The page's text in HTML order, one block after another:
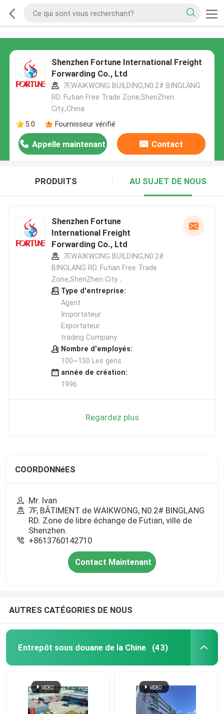
Shenzhen Fortune International Freight
Forwarding Co., Ltd
7F,WAIKWONG BUILDING,N0.2# BINGLANG
RD. Futian Free Trade Zone,ShenZhen
City.,China
5.0
Fournisseur vérifié
Appelle maintenant Contact
PRODUITS AU SUJET DE NOUS
Shenzhen Fortune
International Freight
Forwarding Co., Ltd
7F,WAIKWONG BUILDING,N0.2#
BINGLANG RD. Futian Free Trade
Zone,ShenZhen City. ,
Type d'entreprise:
Agent
Importateur
Exportateur
trading Company
Nombre d'employés:
100~150 Les gens
année de création:
1996
Regardez plus
COORDONNéES
Mr. Ivan
7F, BÂTIMENT de WAIKWONG, N0.2# BINGLANG
RD. Zone de libre échange de Futian, ville de
Shenzhen.
+8613760142710
Contact Maintenant
AUTRES CATÉGORIES DE NOUS
Entrepôt sous douane de la Chine (43)